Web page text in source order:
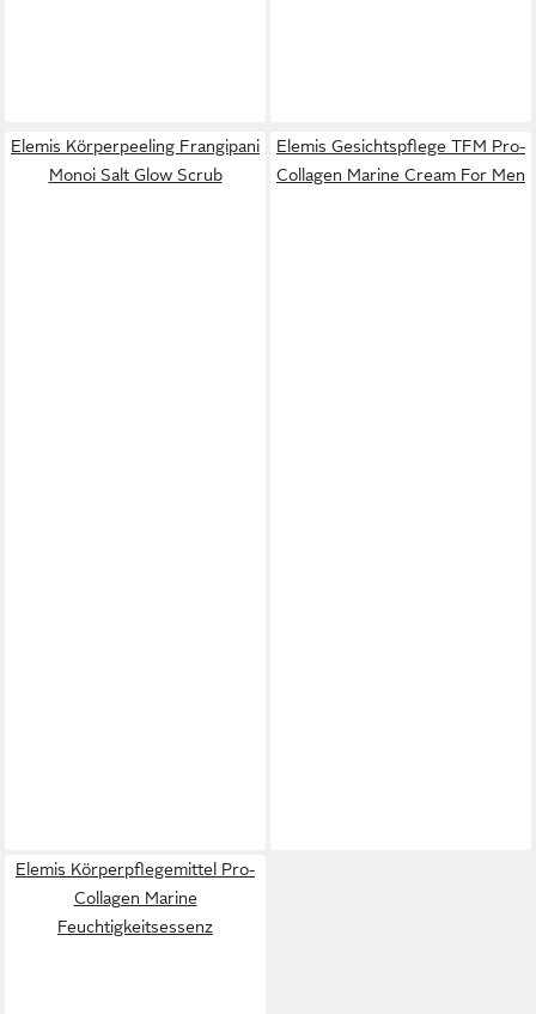
Elemis Körperpeeling Frangipani
Monoi Salt Glow Scrub
Elemis Gesichtspflege TFM Pro-
Collagen Marine Cream For Men
Elemis Körperpflegemittel Pro-
Collagen Marine
Feuchtigkeitsessenz